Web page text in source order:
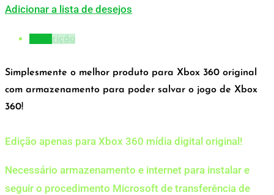
Adicionar a lista de desejos
Descrição
Simplesmente o melhor produto para Xbox 360 original
com armazenamento para poder salvar o jogo de Xbox
360!
Edição apenas para Xbox 360 mídia digital original!
Necessário armazenamento e internet para instalar e
seguir o procedimento Microsoft de transferência de